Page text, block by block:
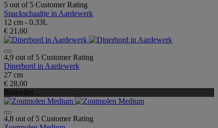
5 out of 5 Customer Rating
Snackschaaltje in Aardewerk
12 cm - 0.33L
€ 21,00
4,9 out of 5 Customer Rating
Dinerbord in Aardewerk
27 cm
€ 28,00
Bestseller
4,8 out of 5 Customer Rating